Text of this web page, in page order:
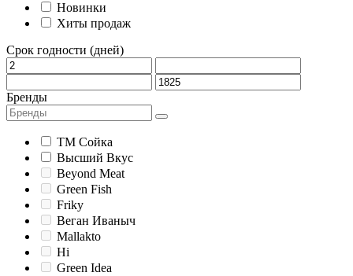
Новинки
Хиты продаж
Срок годности (дней)
Бренды
ТМ Сойка
Высший Вкус
Beyond Meat
Green Fish
Friky
Веган Иваныч
Mallakto
Hi
Green Idea